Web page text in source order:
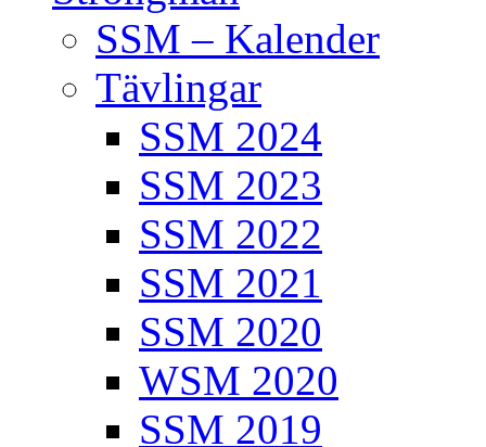
SSM – Kalender
Tävlingar
SSM 2024
SSM 2023
SSM 2022
SSM 2021
SSM 2020
WSM 2020
SSM 2019